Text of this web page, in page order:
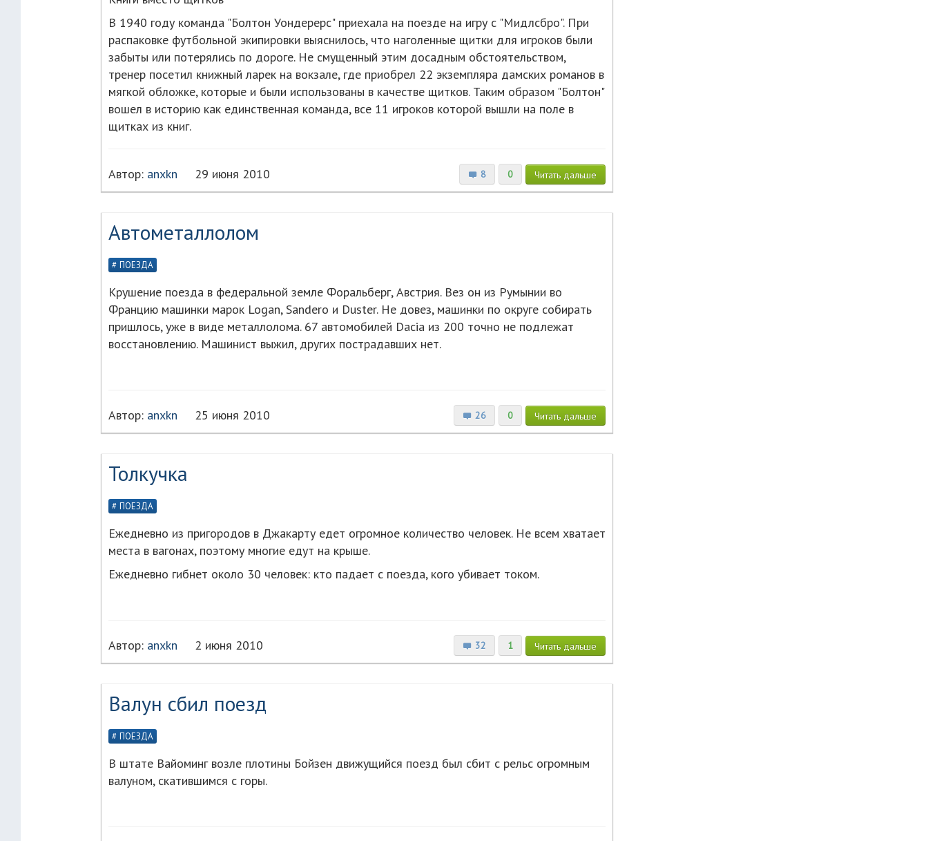
В 1940 году команда "Болтон Уондерерс" приехала на поезде на игру с "Мидлсбро". При
распаковке футбольной экипировки выяснилось, что наголенные щитки для игроков были
забыты или потерялись по дороге. Не смущенный этим досадным обстоятельством,
тренер посетил книжный ларек на вокзале, где приобрел 22 экземпляра дамских романов в
мягкой обложке, которые и были использованы в качестве щитков. Таким образом "Болтон"
вошел в историю как единственная команда, все 11 игроков которой вышли на поле в
щитках из книг.
8 0 Читать дальше
Автор: anxkn 29 июня 2010
Автометаллолом
ПОЕЗДА
Крушение поезда в федеральной земле Форальберг, Австрия. Вез он из Румынии во
Францию машинки марок Logan, Sandero и Duster. Не довез, машинки по округе собирать
пришлось, уже в виде металлолома. 67 автомобилей Dacia из 200 точно не подлежат
восстановлению. Машинист выжил, других пострадавших нет.
26 0 Читать дальше
Автор: anxkn 25 июня 2010
Толкучка
ПОЕЗДА
Ежедневно из пригородов в Джакарту едет огромное количество человек. Не всем хватает
места в вагонах, поэтому многие едут на крыше.
Ежедневно гибнет около 30 человек: кто падает с поезда, кого убивает током.
32 1 Читать дальше
Автор: anxkn 2 июня 2010
Валун сбил поезд
ПОЕЗДА
В штате Вайоминг возле плотины Бойзен движущийся поезд был сбит с рельс огромным
валуном, скатившимся с горы.